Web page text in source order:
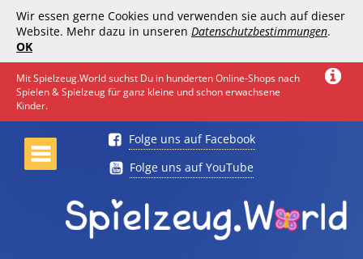
Wir essen gerne Cookies und verwenden sie auch auf dieser
Website. Mehr dazu in unseren Datenschutzbestimmungen.
OK
Mit Spielzeug.World suchst Du in hunderten Online-Shops nach
Spielen & Spielzeug für ganz kleine und schon erwachsene
Kinder.
Folge uns auf Facebook
Folge uns auf YouTube